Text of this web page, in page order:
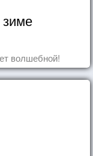
волшебной!